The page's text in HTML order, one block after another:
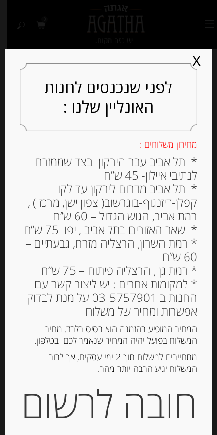
שקדי ולנסיה 215 גרם
₪39.00
מחיר ל 100 גרם: 12.10 ש"ח
הוספה לסל
תיאור
לפני שנכנסים לחנות
האונליין שלנו :
מחירון משלוחים :
* תל אביב עבר הירקון בצד שממזרח
לנתיבי איילון- 45 ש”ח
* תל אביב מדרום לירקון עד לקו
קפלן-דיזנגוף-בוגרשוב( צפון ישן, מרכז ) ,
רמת אביב, הגוש הגדול – 60 ש”ח
* שאר האזורים בתל אביב , יפו 75 ש”ח
* רמת השרון, הרצליה מזרח, גבעתיים –
60 ש”ח
* רמת גן , הרצליה פיתוח – 75 ש”ח
* למקומות אחרים : יש ליצור קשר עם
החנות ב 03-5757901 על מנת לבדוק
אפשרות ומחיר של משלוח
המחיר המופיע בהזמנה הוא בסיס בלבד. מחיר
המשלוח בפועל יהיה המחיר שנאמר לכם בטלפון.
מתחייבים למשלוח תוך 2 ימי עסקים, אך לרוב
המשלוח יגיע הרבה יותר מהר.
חובה לרשום
X